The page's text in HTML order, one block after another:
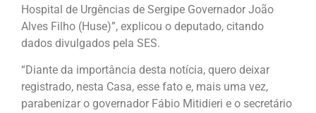
Hospital de Urgências de Sergipe Governador João
Alves Filho (Huse)”, explicou o deputado, citando
dados divulgados pela SES.
“Diante da importância desta notícia, quero deixar
registrado, nesta Casa, esse fato e, mais uma vez,
parabenizar o governador Fábio Mitidieri e o secretário